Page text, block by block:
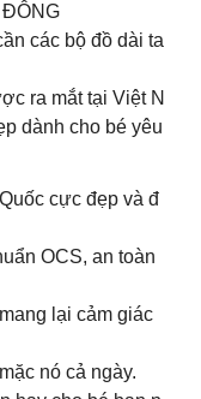
ĐÔNG
các bộ đồ dài ta
ra mắt tại Việt N
dành cho bé yêu
cực đẹp và đ
OCS, an toàn
lại cảm giác
nó cả ngày.